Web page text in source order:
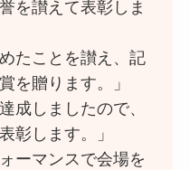
を讃えて表彰しま
たことを讃え、記
を贈ります。」
成しましたので、
彰します。」
ーマンスで会場を